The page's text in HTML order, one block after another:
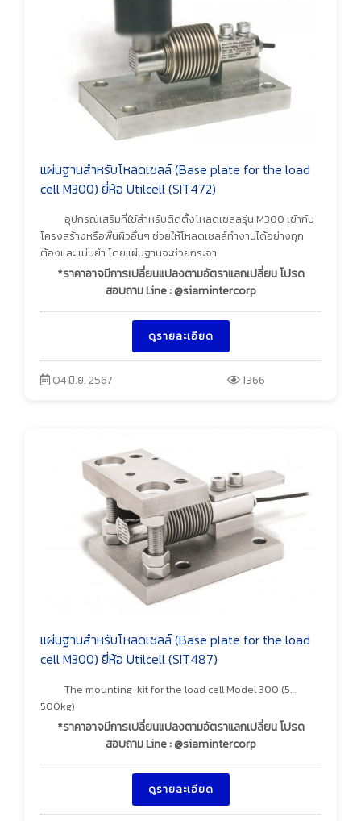
แผ่นฐานสำหรับโหลดเซลล์ (Base plate for the load
cell M300) ยี่ห้อ Utilcell (SIT472)
อุปกรณ์เสริมที่ใช้สำหรับติดตั้งโหลดเซลล์รุ่น M300 เข้ากับ
โครงสร้างหรือพื้นผิวอื่นๆ ช่วยให้โหลดเซลล์ทำงานได้อย่างถูก
ต้องและแม่นยำ โดยแผ่นฐานจะช่วยกระจา
*ราคาอาจมีการเปลี่ยนแปลงตามอัตราแลกเปลี่ยน โปรด
สอบถาม Line : @siamintercorp
ดูรายละเอียด
04 มิ.ย. 2567 1366
แผ่นฐานสำหรับโหลดเซลล์ (Base plate for the load
cell M300) ยี่ห้อ Utilcell (SIT487)
The mounting-kit for the load cell Model 300 (5…
500kg)
*ราคาอาจมีการเปลี่ยนแปลงตามอัตราแลกเปลี่ยน โปรด
สอบถาม Line : @siamintercorp
ดูรายละเอียด